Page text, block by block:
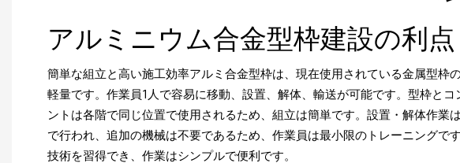
アルミニウム合金型枠建設の利点
簡単な組立と高い施工効率アルミ合金型枠は、現在使用されている金属型枠
軽量です。作業員1人で容易に移動、設置、解体、輸送が可能です。型枠とコ
ントは各階で同じ位置で使用されるため、組立は簡単です。設置・解体作業
で行われ、追加の機械は不要であるため、作業員は最小限のトレーニングで
技術を習得でき、作業はシンプルで便利です。